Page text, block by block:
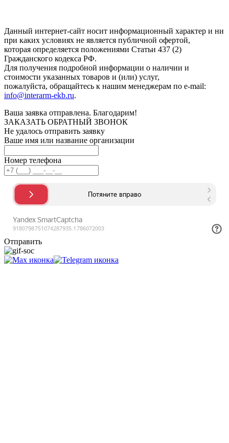
Данный интернет-сайт носит информационный характер и ни
при каких условиях не является публичной офертой,
которая определяется положениями Статьи 437 (2)
Гражданского кодекса РФ.
Для получения подробной информации о наличии и
стоимости указанных товаров и (или) услуг,
пожалуйста, обращайтесь к нашим менеджерам по e-mail:
info@interarm-ekb.ru.
Ваша заявка отправлена. Благодарим!
ЗАКАЗАТЬ ОБРАТНЫЙ ЗВОНОК
Не удалось отправить заявку
Ваше имя или название организации
Номер телефона
Отправить